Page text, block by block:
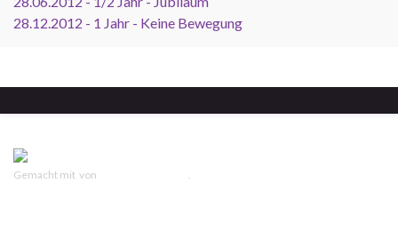
28.12.2012 - 1 Jahr - Keine Bewegung
Gemacht mit von .